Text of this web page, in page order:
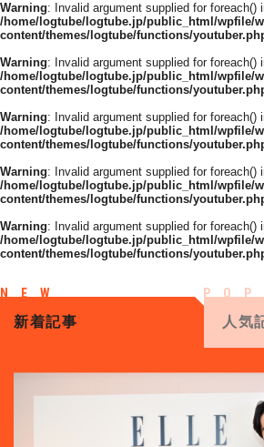
Warning: Invalid argument supplied for foreach()
/home/logtube/logtube.jp/public_html/wpfile/
content/themes/logtube/functions/
Warning: Invalid argument supplied for foreach()
/home/logtube/logtube.jp/public_html/wpfile/
content/themes/logtube/functions/
Warning: Invalid argument supplied for foreach()
/home/logtube/logtube.jp/public_html/wpfile/
content/themes/logtube/functions/
Warning: Invalid argument supplied for foreach()
/home/logtube/logtube.jp/public_html/wpfile/
content/themes/logtube/functions/
Warning: Invalid argument supplied for foreach()
/home/logtube/logtube.jp/public_html/wpfile/
content/themes/logtube/functions/
新着記事 人気